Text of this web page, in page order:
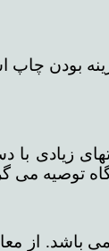
بودن چاپ
توصیه می
از